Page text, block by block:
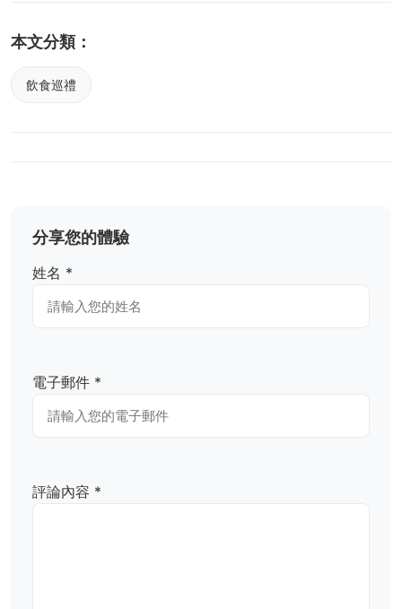
本文分類：
飲食巡禮
分享您的體驗
姓名 *
電子郵件 *
評論內容 *